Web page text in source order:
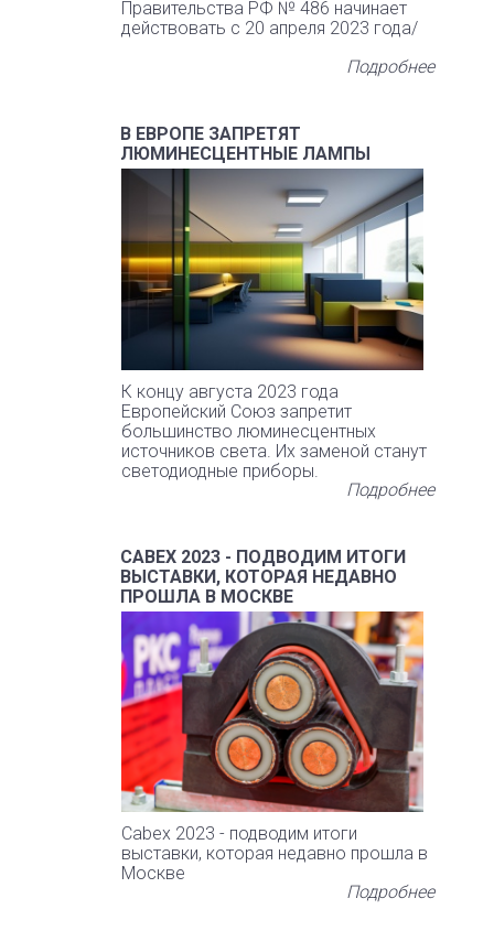
Правительства РФ № 486 начинает
действовать с 20 апреля 2023 года/
Подробнее
В ЕВРОПЕ ЗАПРЕТЯТ
ЛЮМИНЕСЦЕНТНЫЕ ЛАМПЫ
К концу августа 2023 года
Европейский Союз запретит
большинство люминесцентных
источников света. Их заменой станут
светодиодные приборы.
Подробнее
CABEX 2023 - ПОДВОДИМ ИТОГИ
ВЫСТАВКИ, КОТОРАЯ НЕДАВНО
ПРОШЛА В МОСКВЕ
Cabex 2023 - подводим итоги
выставки, которая недавно прошла в
Москве
Подробнее